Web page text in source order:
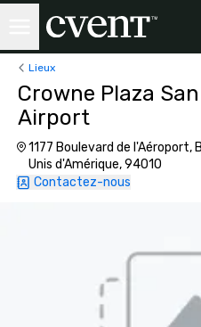
Lieux
Crowne Plaza
Airport
1177 Boulevard de l'Aéroport,
Unis d'Amérique, 94010
Contactez-nous